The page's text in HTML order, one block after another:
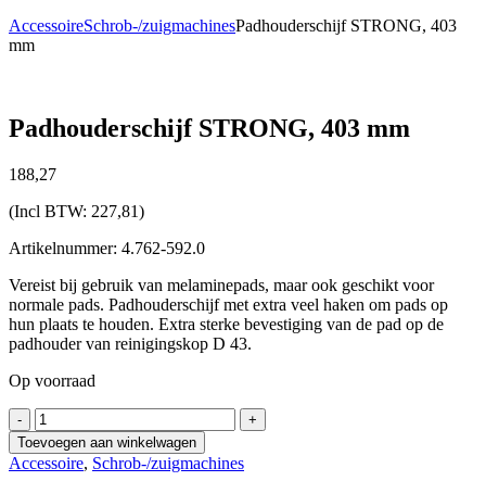
AccessoireSchrob-/zuigmachinesPadhouderschijf STRONG, 403
mm
Padhouderschijf STRONG, 403 mm
188,27
(Incl BTW: 227,81)
Artikelnummer: 4.762-592.0
Vereist bij gebruik van melaminepads, maar ook geschikt voor
normale pads. Padhouderschijf met extra veel haken om pads op
hun plaats te houden. Extra sterke bevestiging van de pad op de
padhouder van reinigingskop D 43.
Op voorraad
-
Padhouderschijf
STRONG,
403
mm
+
Toevoegen aan winkelwagen
Accessoire, Schrob-/zuigmachines